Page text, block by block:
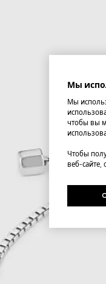
Мы
Мы
чтобы вы
Чтобы
веб-сайте,